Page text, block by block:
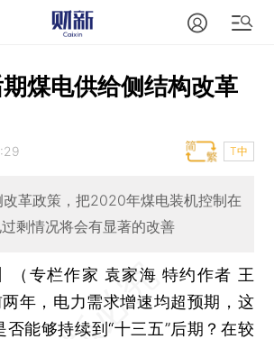
期煤电供给侧结构改革
T中
革政策，把2020年煤电装机控制在
剩情况将会有显著的改善
（专栏作家 袁家海 特约作者 王
两年，电力需求增速均超预期，这
能够持续到“十三五”后期？在较